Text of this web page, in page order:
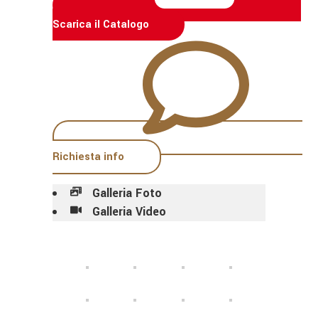
Scarica il Catalogo
Richiesta info
Galleria Foto
Galleria Video